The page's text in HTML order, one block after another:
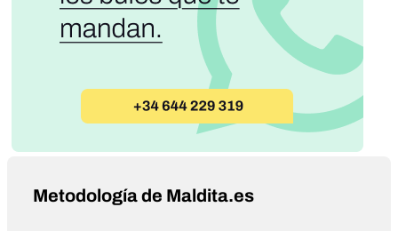
Metodología de Maldita.es